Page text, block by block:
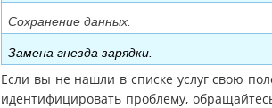
Сохранение данных.
Замена гнезда зарядки.
Если вы не нашли в списке услуг свою
идентифицировать проблему,